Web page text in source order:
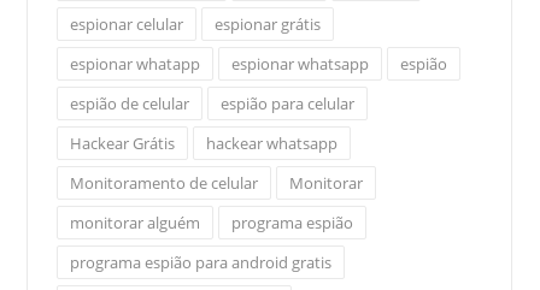
espionar celular
espionar grátis
espionar whatapp
espionar whatsapp
espião
espião de celular
espião para celular
Hackear Grátis
hackear whatsapp
Monitoramento de celular
Monitorar
monitorar alguém
programa espião
programa espião para android gratis